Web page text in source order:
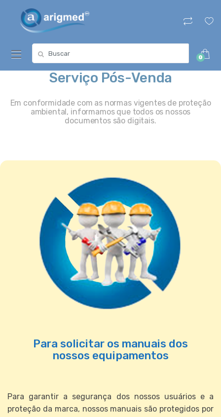
navigation
content
for:
0
Serviço Pós-Venda
Em conformidade com as normas vigentes de proteção
ambiental, informamos que todos os nossos
documentos são digitais.
Para solicitar os manuais dos
nossos equipamentos
Para garantir a segurança dos nossos usuários e a
proteção da marca, nossos manuais são protegidos por